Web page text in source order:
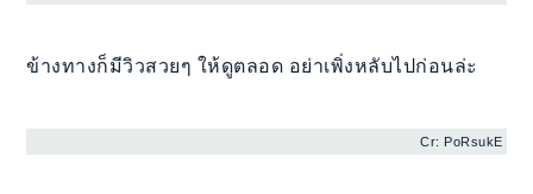
ข้างทางก็มีวิวสวยๆ ให้ดูตลอด อย่าเพิ่งหลับไปก่อนล่ะ
Cr: PoRsukE